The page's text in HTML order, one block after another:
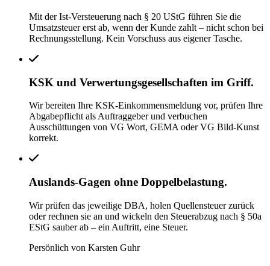
Mit der Ist-Versteuerung nach § 20 UStG führen Sie die
Umsatzsteuer erst ab, wenn der Kunde zahlt – nicht schon bei
Rechnungsstellung. Kein Vorschuss aus eigener Tasche.
KSK und Verwertungsgesellschaften im Griff.
Wir bereiten Ihre KSK-Einkommensmeldung vor, prüfen Ihre
Abgabepflicht als Auftraggeber und verbuchen
Ausschüttungen von VG Wort, GEMA oder VG Bild-Kunst
korrekt.
Auslands-Gagen ohne Doppelbelastung.
Wir prüfen das jeweilige DBA, holen Quellensteuer zurück
oder rechnen sie an und wickeln den Steuerabzug nach § 50a
EStG sauber ab – ein Auftritt, eine Steuer.
Persönlich von Karsten Guhr